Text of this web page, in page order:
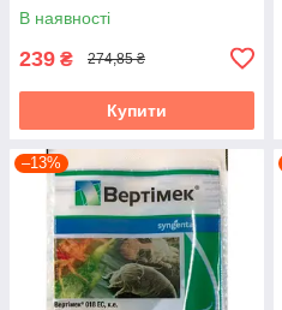
В наявності
239 ₴ 274,85 ₴
Купити
–13%